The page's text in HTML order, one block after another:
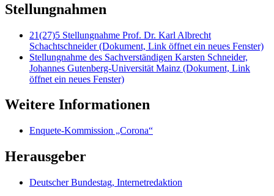
Stellungnahmen
21(27)5 Stellungnahme Prof. Dr. Karl Albrecht
Schachtschneider(Dokument, Link öffnet ein neues Fenster)
Stellungnahme des Sachverständigen Karsten Schneider,
Johannes Gutenberg-Universität Mainz (Dokument, Link
öffnet ein neues Fenster)
Weitere Informationen
Enquete-Kommission „Corona“
Herausgeber
Deutscher Bundestag, Internetredaktion